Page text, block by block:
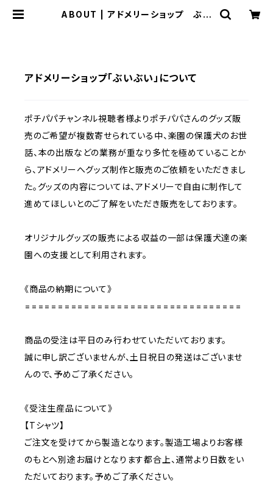
ABOUT | アドメリーショップ ぶい
アドメリーショップ「ぶいぶい」について
ポチパパチャンネル視聴者様よりポチパパさんのグッズ販
売のご希望が複数寄せられている中、楽園の保護犬のお世
話、本の出版などの業務が重なり多忙を極めていることか
ら、アドメリーへグッズ制作と販売のご依頼をいただきまし
た。グッズの内容については、アドメリーで自由に制作して
進めてほしいとのご了解をいただき販売をしております。
オリジナルグッズの販売による収益の一部は保護犬達の楽
園への支援として利用されます。
《商品の納期について》
=================================
商品の受注は平日のみ行わせていただいております。
誠に申し訳ございませんが、土日祝日の発送はございませ
んので、予めご了承ください。
《受注生産品について》
【Tシャツ】
ご注文を受けてから製造となります。製造工場よりお客様
のもとへ別途お届けとなります都合上、通常より日数をい
ただいております。予めご了承ください。